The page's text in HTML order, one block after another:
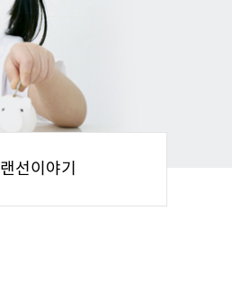
랜선이야기